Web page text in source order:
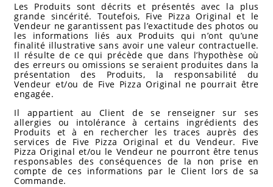
Les Produits sont décrits et présentés avec la plus
grande sincérité. Toutefois, Five Pizza Original et le
Vendeur ne garantissent pas l’exactitude des photos ou
les informations liés aux Produits qui n’ont qu’une
finalité illustrative sans avoir une valeur contractuelle.
Il résulte de ce qui précède que dans l’hypothèse où
des erreurs ou omissions se seraient produites dans la
présentation des Produits, la responsabilité du
Vendeur et/ou de Five Pizza Original ne pourrait être
engagée.
Il appartient au Client de se renseigner sur ses
allergies ou intolérance à certains ingrédients des
Produits et à en rechercher les traces auprès des
services de Five Pizza Original et du Vendeur. Five
Pizza Original et/ou le Vendeur ne pourront être tenus
responsables des conséquences de la non prise en
compte de ces informations par le Client lors de sa
Commande.